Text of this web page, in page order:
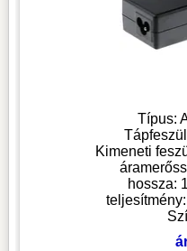
Típus:
Kimeneti
hossza: